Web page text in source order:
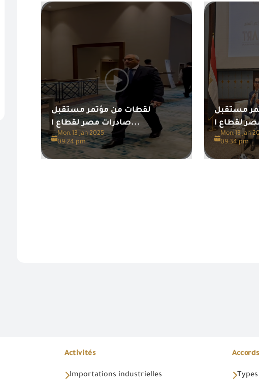
لقطات من مؤتمر مستقبل
صادرات مصر لقطاع ا...
Mon,13 Jan 2025
09:24 pm
مستقبل
Mon,13 Jan
09:34 pm
Activités
Importations industrielles